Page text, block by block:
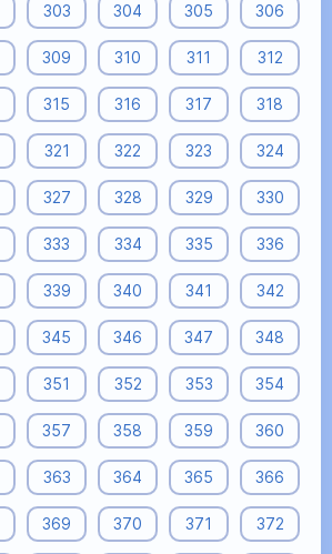
303 304 305 306
309 310 311 312
315 316 317 318
321 322 323 324
327 328 329 330
333 334 335 336
339 340 341 342
345 346 347 348
351 352 353 354
357 358 359 360
363 364 365 366
369 370 371 372